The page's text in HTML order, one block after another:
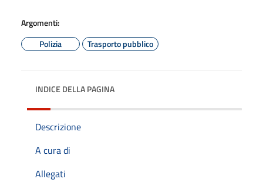
Argomenti:
Polizia
Trasporto pubblico
INDICE DELLA PAGINA
Descrizione
A cura di
Allegati